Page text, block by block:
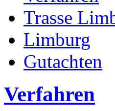
Trasse
Limburg
Gutachten
Verfahren